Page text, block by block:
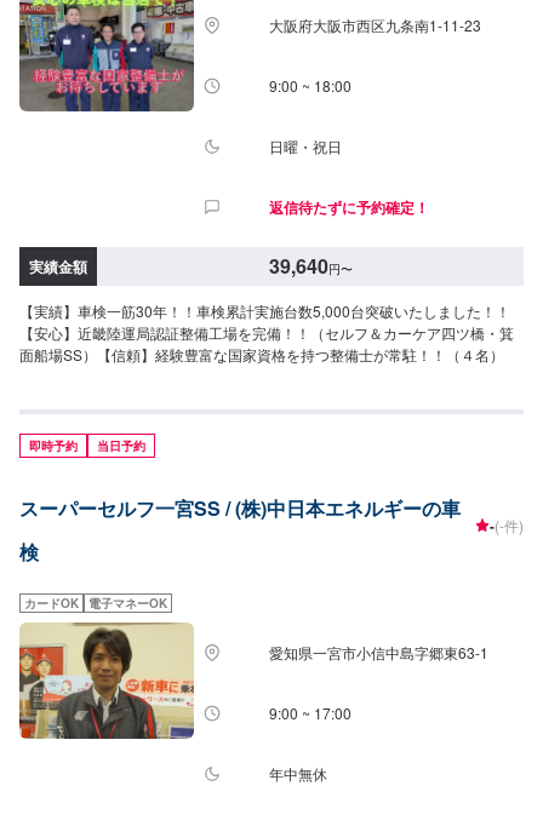
大阪府大阪市西区九条南1-11-23
9:00 ~ 18:00
日曜・祝日
返信待たずに予約確定！
実績金額 39,640円〜
【実績】車検一筋30年！！車検累計実施台数5,000台突破いたしました！！
【安心】近畿陸運局認証整備工場を完備！！（セルフ＆カーケア四ツ橋・箕
面船場SS）【信頼】経験豊富な国家資格を持つ整備士が常駐！！（４名）
即時予約 当日予約
スーパーセルフ一宮SS / (株)中日本エネルギーの車
検
-(-件)
カードOK 電子マネーOK
愛知県一宮市小信中島字郷東63-1
9:00 ~ 17:00
年中無休